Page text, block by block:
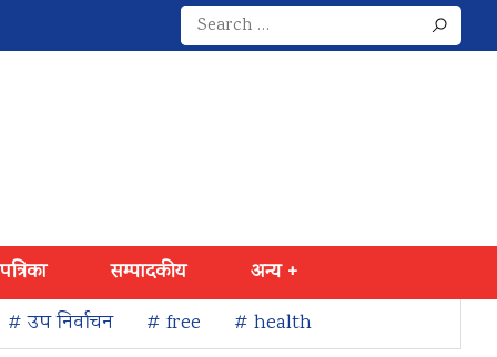
Search
for:
सम्पादकीय
अन्य +
# उप निर्वाचन
# free # health